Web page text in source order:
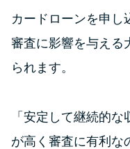
カー
リ
損！
カードローンを申し
審査に影響を与える
られます。
「安定して継続的
が高く審査に有利な